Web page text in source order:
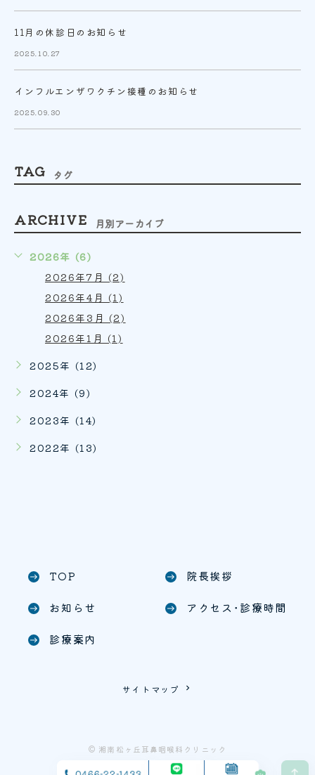
11月の休診日のお知らせ
2025.10.27
インフルエンザワクチン接種のお知らせ
2025.09.30
TAG タグ
ARCHIVE 月別アーカイブ
2026年 (6)
2026年7月 (2)
2026年4月 (1)
2026年3月 (2)
2026年1月 (1)
2025年 (12)
2024年 (9)
2023年 (14)
2022年 (13)
east TOP
east お知らせ
east 診療案内
east 院長挨拶
east アクセス･診療時間
サイトマップ keyboard_arrow_right
© 湘南松ヶ丘耳鼻咽喉科クリニック